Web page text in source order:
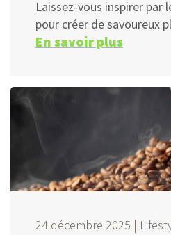
Laissez-vous inspirer par
pour créer de savoureux
En savoir plus
24 décembre 2025 |